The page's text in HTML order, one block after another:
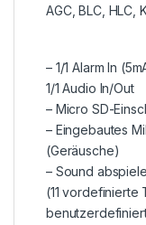
AGC, BLC, HLC,
– 1/1 Alarm In
1/1 Audio In/Out
– Micro SD-
– Eingebautes
(Geräusche)
– Sound
(11 vordefinierte